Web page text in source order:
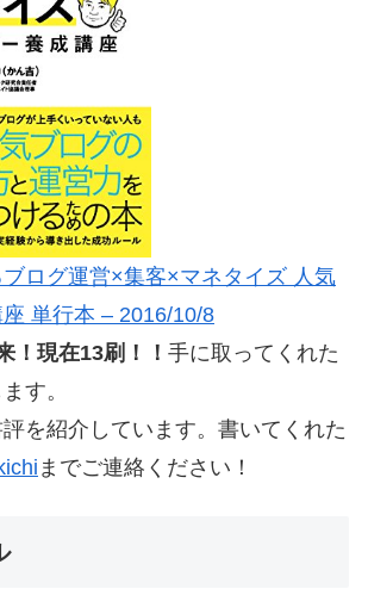
ログ運営×集客×マネタイズ 人気
単行本 – 2016/10/8
！現在13刷！！ 手に取ってくれた
す。
を紹介しています。書いてくれた
までご連絡ください！